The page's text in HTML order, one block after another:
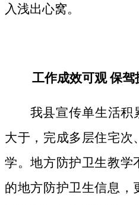
入浅出心窝。
工作成效可观 保
我县宣传单生活积
大于，完成多层住宅次
学。地方防护卫生教学
的地方防护卫生信息，